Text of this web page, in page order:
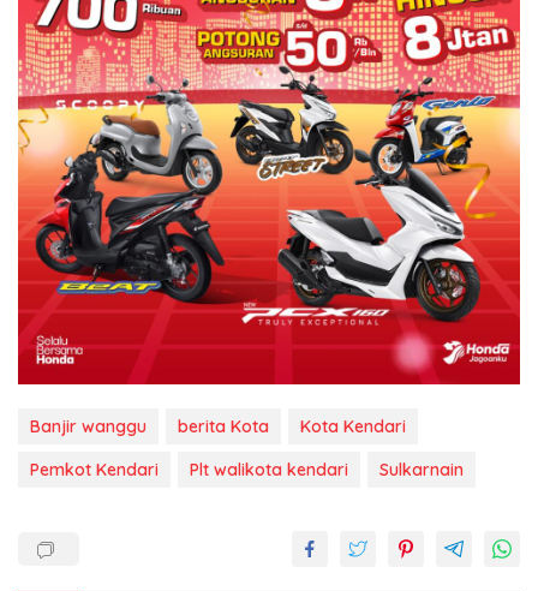
Banjir wanggu berita Kota
Kota Kendari
Pemkot Kendari
Plt walikota kendari Sulkarnain